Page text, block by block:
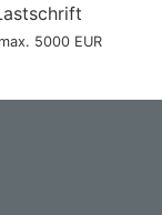
5000 EUR